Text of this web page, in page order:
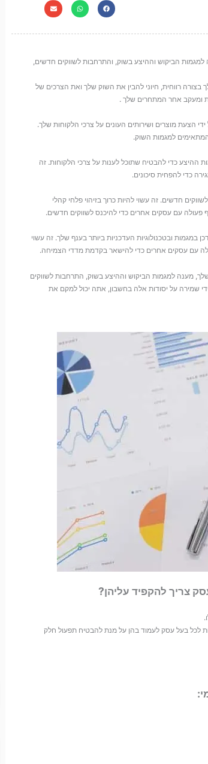
הביקוש וההיצע בשוק, והתרחבות לשווקים חדשים,
רווחית, חיוני להבין את השוק שלך ואת הצרכים של
ומעקב אחר המתחרים שלך .
הצעת מוצרים ושירותים העונים על צרכי הלקוחות שלך.
למגמות השוק.
כדי להבטיח שתוכל לענות על צרכי הלקוחות. זה
כדי להפחית סיכונים.
חדשים. זה עשוי להיות כרוך בזיהוי פלחי קהלי
פעולה עם עסקים אחרים כדי להיכנס לשווקים חדשים.
במגמות ובטכנולוגיות העדכניות ביותר בענף שלך. זה עשוי
עם עסקים אחרים כדי להישאר בקדמת מדדי הצמיחה.
מענה למגמות הביקוש וההיצע בשוק, התרחבות לשווקים
שמירה על יסודות אלה בחשבון, אתה יכול למקם את
צריך להקפיד עליהן?
לכל בעל עסק לעמוד בהן על מנת להבטיח תפעול חלק